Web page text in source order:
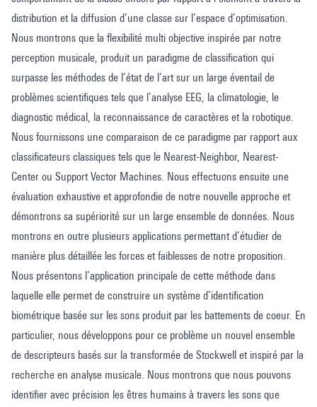
distribution et la diffusion d’une classe sur l’espace d’optimisation.
Nous montrons que la flexibilité multi objective inspirée par notre
perception musicale, produit un paradigme de classification qui
surpasse les méthodes de l’état de l’art sur un large éventail de
problèmes scientifiques tels que l’analyse EEG, la climatologie, le
diagnostic médical, la reconnaissance de caractères et la robotique.
Nous fournissons une comparaison de ce paradigme par rapport aux
classificateurs classiques tels que le Nearest-Neighbor, Nearest-
Center ou Support Vector Machines. Nous effectuons ensuite une
évaluation exhaustive et approfondie de notre nouvelle approche et
démontrons sa supériorité sur un large ensemble de données. Nous
montrons en outre plusieurs applications permettant d’étudier de
manière plus détaillée les forces et faiblesses de notre proposition.
Nous présentons l’application principale de cette méthode dans
laquelle elle permet de construire un système d’identification
biométrique basée sur les sons produit par les battements de coeur. En
particulier, nous développons pour ce problème un nouvel ensemble
de descripteurs basés sur la transformée de Stockwell et inspiré par la
recherche en analyse musicale. Nous montrons que nous pouvons
identifier avec précision les êtres humains à travers les sons que